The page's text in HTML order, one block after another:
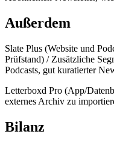
Außerdem
Slate Plus (Website und
Prüfstand) / Zusätzliche
Podcasts, gut kuratierter
Letterboxd Pro (App/
externes Archiv zu
Bilanz